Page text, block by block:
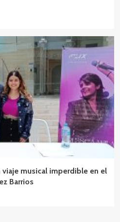
musical imperdible en el
Barrios